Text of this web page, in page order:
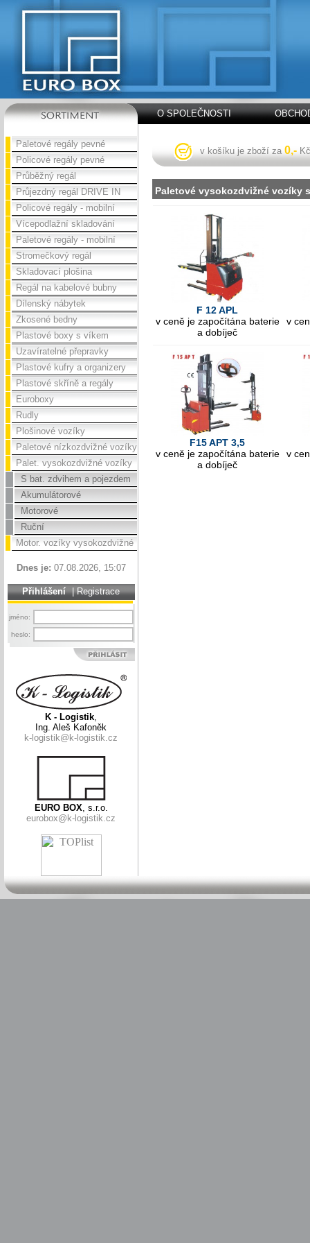
O SPOLEČNOSTI
Paletové regály pevné
Policové regály pevné
Průběžný regál
Průjezdný regál DRIVE IN
Policové regály - mobilní
Vícepodlažní skladování
Paletové regály - mobilní
Stromečkový regál
Skladovací plošina
Regál na kabelové bubny
Dílenský nábytek
Zkosené bedny
Plastové boxy s víkem
Uzavíratelné přepravky
Plastové kufry a organizery
Plastové skříně a regály
Euroboxy
Rudly
Plošinové vozíky
Paletové nízkozdvižné vozíky
Palet. vysokozdvižné vozíky
S bat. zdvihem a pojezdem
Akumulátorové
Motorové
Ruční
Motor. vozíky vysokozdvižné
Dnes je: 07.08.2026, 15:07
Přihlášení |Registrace
jméno:
heslo:
K - Logistik,
Ing. Aleš Kafoněk
k-logistik@k-logistik.cz
EURO BOX, s.r.o.
eurobox@k-logistik.cz
v košíku je zboží za 0,- Kč
Paletové vysokozdvižné vozíky
F 12 APL
v ceně je započítána baterie
a dobíječ
v
F15 APT 3,5
v ceně je započítána baterie
a dobíječ
v